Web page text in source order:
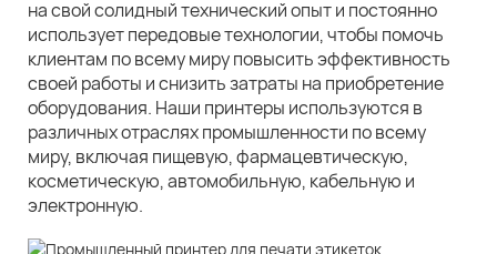
на свой солидный технический опыт и постоянно
использует передовые технологии, чтобы помочь
клиентам по всему миру повысить эффективность
своей работы и снизить затраты на приобретение
оборудования. Наши принтеры используются в
различных отраслях промышленности по всему
миру, включая пищевую, фармацевтическую,
косметическую, автомобильную, кабельную и
электронную.